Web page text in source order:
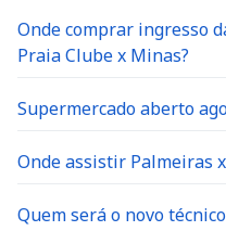
Onde comprar ingresso
Praia Clube x Minas?
Supermercado aberto
Onde assistir Palmeiras
Quem será o novo